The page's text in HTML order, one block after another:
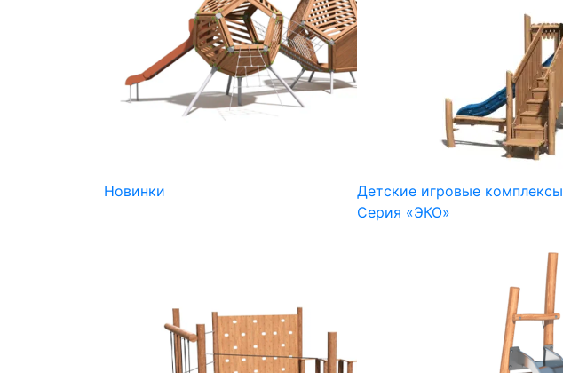
Новинки
Детские игровые комплексы
Серия «ЭКО»